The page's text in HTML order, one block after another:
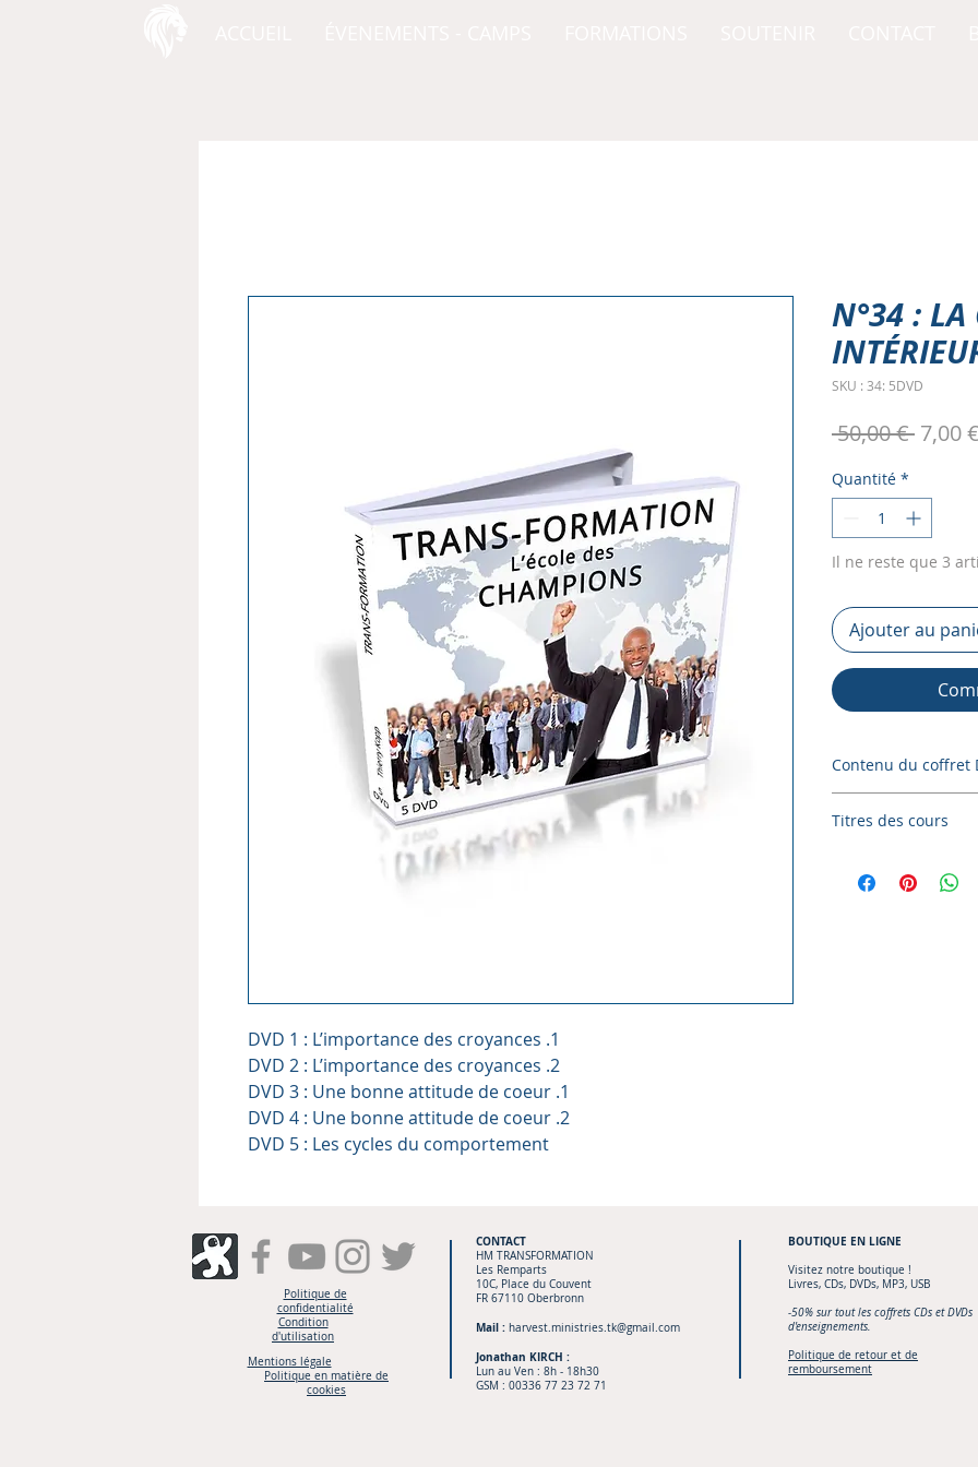
DVD 1 : L’importance des croyances .1
DVD 2 : L’importance des croyances .2
DVD 3 : Une bonne attitude de coeur .1
DVD 4 : Une bonne attitude de coeur .2
DVD 5 : Les cycles du comportement
N°34 : LA
SKU : 34: 5DVD
50,00 € Prix
7,00 €
Quantité *
Il ne reste que 3
Ajouter au
Contenu du coffret
Format :Coffret de
Envoi : Gratuit et
Titres des cours
ICI -->
Titres des
Politique de
confidentialité
Condition
d'utilisation
Mentions légale
Politique en matière de
cookies
CONTACT
HM TRANSFORMATION
Les Remparts
10C, Place du Couvent
FR 67110 Oberbronn
Mail : harvest.ministries.tk@gmail.com
Jonathan KIRCH :
Lun au Ven : 8h - 18h30
GSM : 00336 77 23 72 71
BOUTIQUE EN LIGNE
Visitez notre boutique !
Livres, CDs, DVDs, MP3, USB
-50% sur tout les coffrets CDs et DVDs
d'enseignements.
Politique de retour et de
remboursement